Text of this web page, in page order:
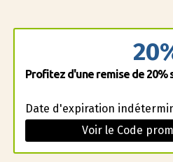
Profitez d'une remise de 20%
Date d'expiration
Voir le Code